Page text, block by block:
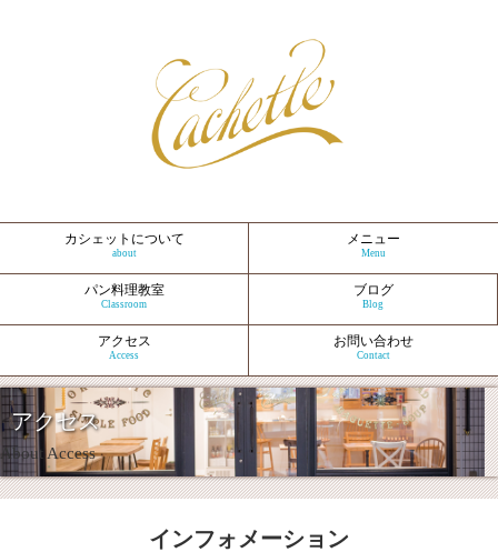
CafeCachette (カシェット)
カシェットについて
about
メニュー
Menu
パン料理教室
Classroom
ブログ
Blog
アクセス
Access
お問い合わせ
Contact
アクセス
About Access
インフォメーション